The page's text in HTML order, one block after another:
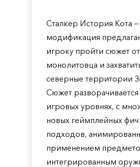
Сталкер История Кота —
модификация
игроку пройти сюжет
монолитовца и
северные территории
Сюжет разворачивается
игровых уровнях, с
новых геймплейных фич
подходов,
применением
интегрированным